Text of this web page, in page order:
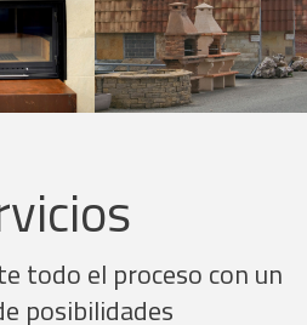
todo el proceso con un
posibilidades